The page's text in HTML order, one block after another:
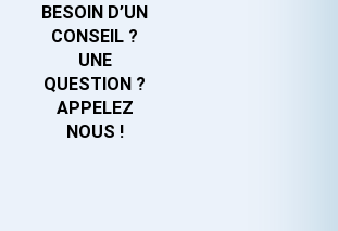
BESOIN D’UN
CONSEIL ?
UNE
QUESTION ?
APPELEZ
NOUS !